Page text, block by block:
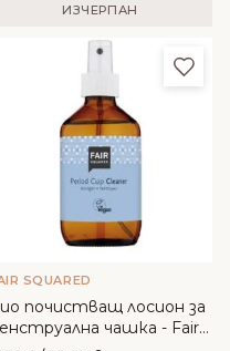
ИЗЧЕРПАН
в любими
SQUARED
почистващ лосион за
чашка - Fair